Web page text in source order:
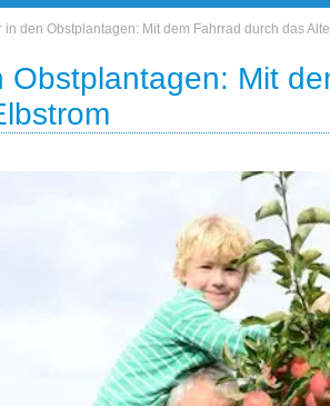
in den Obstplantagen: Mit dem Fahrrad durch das
Obstplantagen: Mit